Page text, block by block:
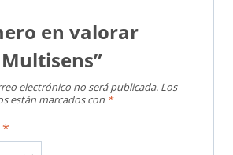
en valorar
electrónico no será publicada. Los
están marcados con *
*